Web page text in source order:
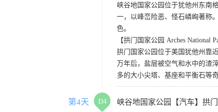
峡谷地国家公园位于犹他州东南
一，以峰峦险恶、怪石嶙峋著称
色。
【拱门国家公园 Arches National
拱门国家公园位于美国犹他州靠
万年后，盐层被空气和水中的渣
多的大小尖塔、基座和平衡石等
第4天 D4 峡谷地国家公园【汽车】拱